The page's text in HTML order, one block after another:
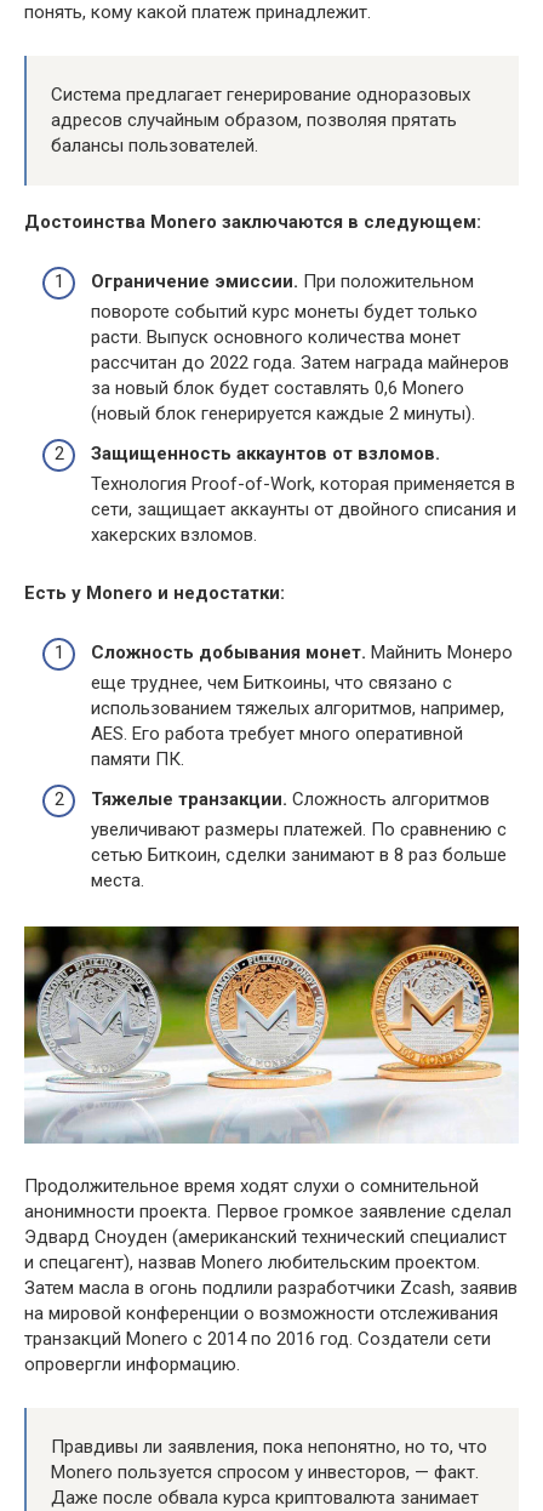
понять, кому какой платеж принадлежит.
Система предлагает генерирование одноразовых
адресов случайным образом, позволяя прятать
балансы пользователей.
Достоинства Monero заключаются в следующем:
Ограничение эмиссии. При положительном
повороте событий курс монеты будет только
расти. Выпуск основного количества монет
рассчитан до 2022 года. Затем награда майнеров
за новый блок будет составлять 0,6 Monero
(новый блок генерируется каждые 2 минуты).
Защищенность аккаунтов от взломов.
Технология Proof-of-Work, которая применяется в
сети, защищает аккаунты от двойного списания и
хакерских взломов.
Есть у Monero и недостатки:
Сложность добывания монет. Майнить Монеро
еще труднее, чем Биткоины, что связано с
использованием тяжелых алгоритмов, например,
AES. Его работа требует много оперативной
памяти ПК.
Тяжелые транзакции. Сложность алгоритмов
увеличивают размеры платежей. По сравнению с
сетью Биткоин, сделки занимают в 8 раз больше
места.
Продолжительное время ходят слухи о сомнительной
анонимности проекта. Первое громкое заявление сделал
Эдвард Сноуден (американский технический специалист
и спецагент), назвав Monero любительским проектом.
Затем масла в огонь подлили разработчики Zcash, заявив
на мировой конференции о возможности отслеживания
транзакций Monero с 2014 по 2016 год. Создатели сети
опровергли информацию.
Правдивы ли заявления, пока непонятно, но то, что
Monero пользуется спросом у инвесторов, — факт.
Даже после обвала курса криптовалюта занимает